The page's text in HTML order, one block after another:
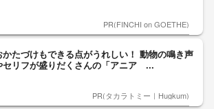
PR(FINCHI on GOETHE)
かたづけもできる点がうれしい！ 動物の鳴き声
セリフが盛りだくさんの「アニア ...
PR(タカラトミー｜Hugkum)